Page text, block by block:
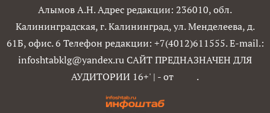
Алымов А.Н. Адрес редакции: 236010, обл.
Калининградская, г. Калининград, ул. Менделеева, д.
61Б, офис. 6 Телефон редакции: +7(4012)611555. E-mail.:
infoshtabklg@yandex.ru САЙТ ПРЕДНАЗНАЧЕН ДЛЯ
АУДИТОРИИ 16+' | - от .